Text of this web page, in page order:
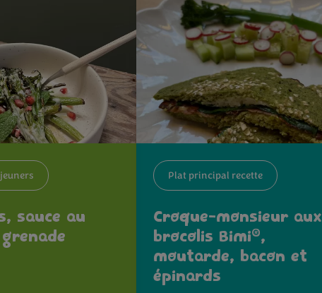
sauce au
Plat principal recette
Croque-monsieur aux
brocolis Bimi®,
moutarde, bacon et
épinards